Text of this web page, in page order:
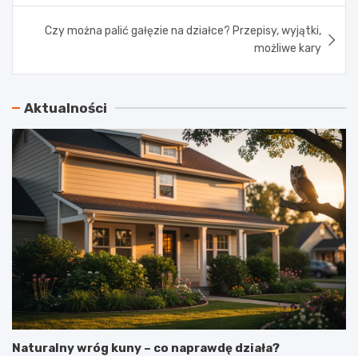
Czy można palić gałęzie na działce? Przepisy, wyjątki,
możliwe kary
Aktualności
Naturalny wróg kuny – co naprawdę działa?